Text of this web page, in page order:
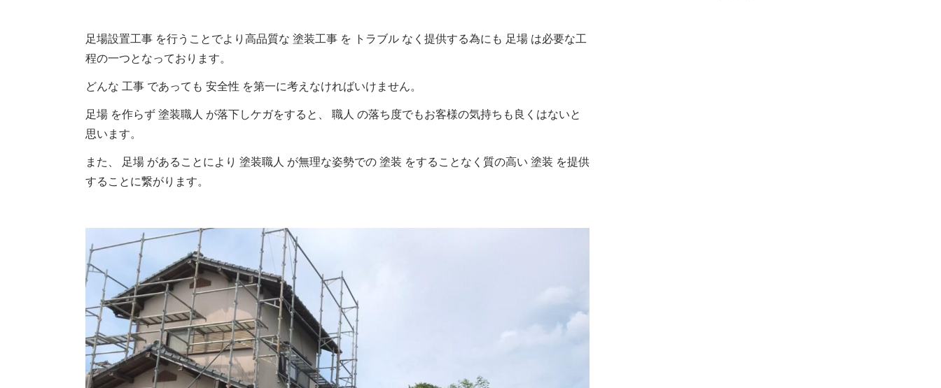
足場設置工事 を行うことでより高品質な 塗装工事 を トラブル なく提供する為にも 足場 は必要な工
程の一つとなっております。
どんな 工事 であっても 安全性 を第一に考えなければいけません。
足場 を作らず 塗装職人 が落下しケガをすると、 職人 の落ち度でもお客様の気持ちも良くはないと
思います。
また、 足場 があることにより 塗装職人 が無理な姿勢での 塗装 をすることなく質の高い 塗装 を提供
することに繋がります。